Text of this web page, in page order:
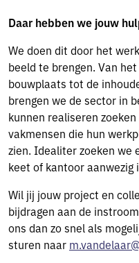
Daar hebben we jouw
We doen dit door het
beeld te brengen. Van
bouwplaats tot de
brengen we de sector in
kunnen realiseren
vakmensen die hun
zien. Idealiter zoeken we
keet of kantoor aanwezig
Wil jij jouw project en
bijdragen aan de
ons dan zo snel als
sturen naar